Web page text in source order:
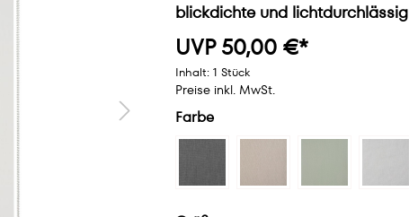
blickdichte und lichtdurchlässig
UVP 50,00 €*
Inhalt: 1 Stück
Preise inkl. MwSt.
Farbe